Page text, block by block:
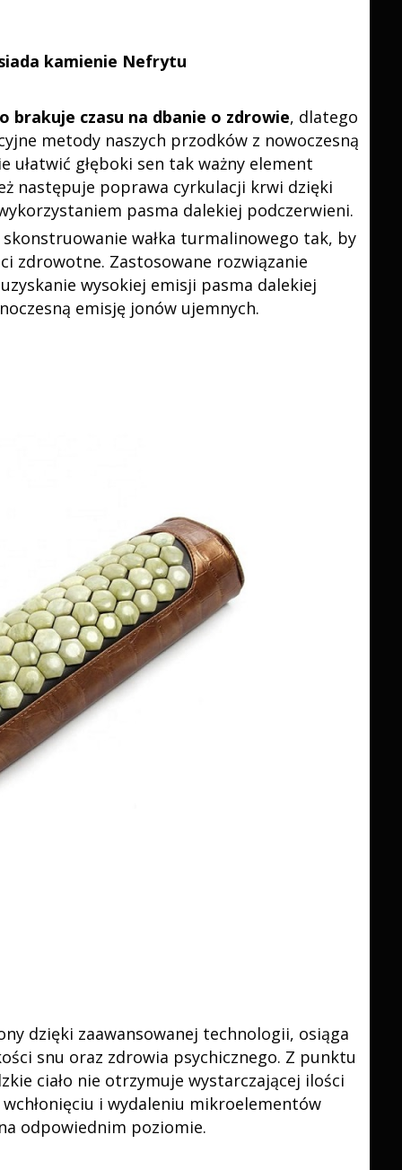
kamienie Nefrytu
brakuje czasu na dbanie o zdrowie, dlatego
metody naszych przodków z nowoczesną
ułatwić głęboki sen tak ważny element
następuje poprawa cyrkulacji krwi dzięki
pasma dalekiej podczerwieni.
skonstruowanie wałka turmalinowego tak, by
zdrowotne. Zastosowane rozwiązanie
wysokiej emisji pasma dalekiej
emisję jonów ujemnych.
dzięki zaawansowanej technologii, osiąga
snu oraz zdrowia psychicznego. Z punktu
ciało nie otrzymuje wystarczającej ilości
i wydaleniu mikroelementów
odpowiednim poziomie.